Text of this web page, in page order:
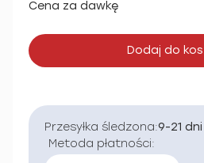
Cena za dawkę
Dodaj do
Przesyłka śledzona:9-21 dni
Metoda płatności: